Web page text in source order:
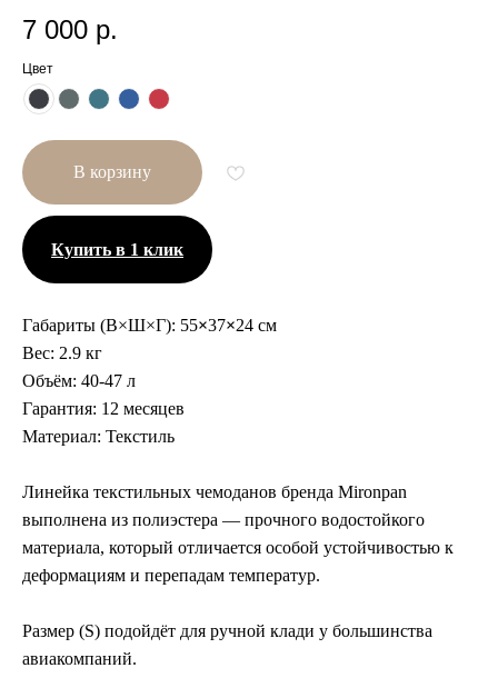
7 000 р.
Цвет
В корзину
Купить в 1 клик
Габариты (В×Ш×Г): 55×37×24 см
Вес: 2.9 кг
Объём: 40-47 л
Гарантия: 12 месяцев
Материал: Текстиль
Линейка текстильных чемоданов бренда Mironpan
выполнена из полиэстера — прочного водостойкого
материала, который отличается особой устойчивостью к
деформациям и перепадам температур.
Размер (S) подойдёт для ручной клади у большинства
авиакомпаний.
Другие размеры